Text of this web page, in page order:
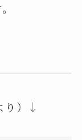
り）↓